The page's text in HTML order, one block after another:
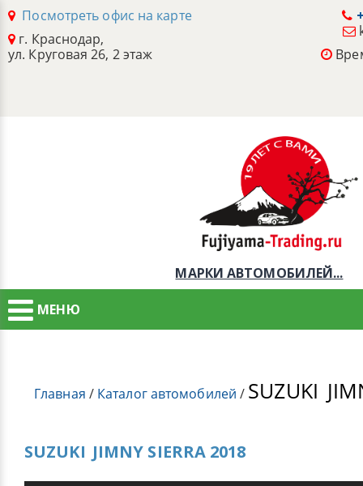
Посмотреть офис на карте
г. Краснодар,
ул. Круговая 26, 2 этаж
МАРКИ АВТОМОБИЛЕЙ...
МЕНЮ
Главная / Каталог автомобилей / SUZUKI
SUZUKI JIMNY SIERRA 2018